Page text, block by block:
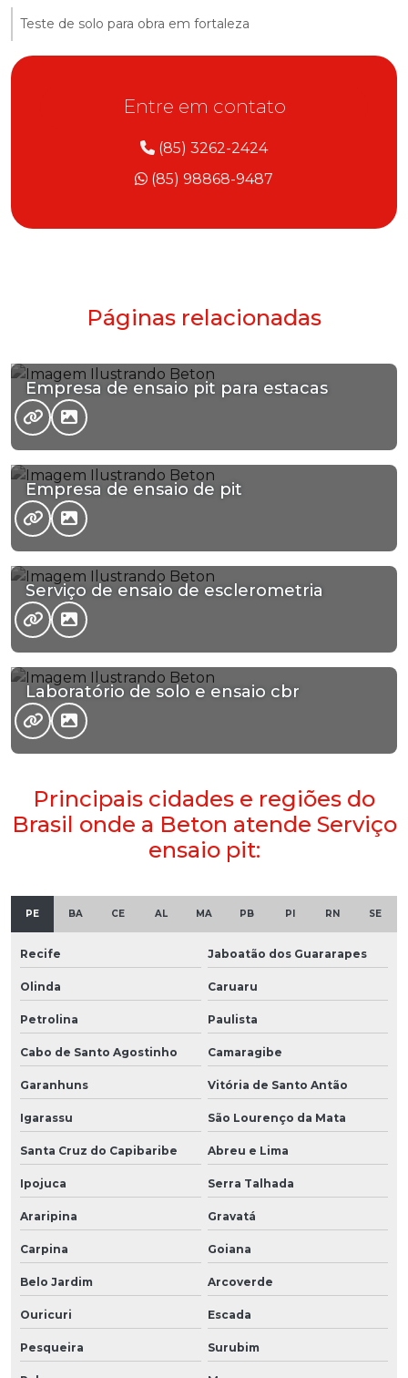
Teste de solo para obra em fortaleza
Entre em contato
(85) 3262-2424
(85) 98868-9487
Páginas relacionadas
Empresa de ensaio pit para estacas
Empresa de ensaio de pit
Serviço de ensaio de esclerometria
Laboratório de solo e ensaio cbr
Principais cidades e regiões do
Brasil onde a Beton atende Serviço
ensaio pit:
PE BA CE AL MA PB PI RN SE
Recife Jaboatão dos Guararapes
Olinda Caruaru
Petrolina Paulista
Cabo de Santo Agostinho Camaragibe
Garanhuns Vitória de Santo Antão
Igarassu São Lourenço da Mata
Santa Cruz do Capibaribe Abreu e Lima
Ipojuca Serra Talhada
Araripina Gravatá
Carpina Goiana
Belo Jardim Arcoverde
Ouricuri Escada
Pesqueira Surubim